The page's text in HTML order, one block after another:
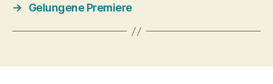
→
Gelungene Premiere